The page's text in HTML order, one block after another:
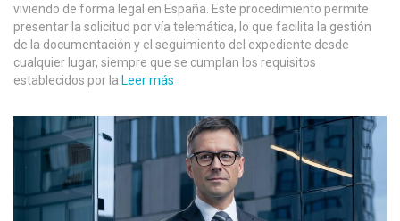
viviendo de forma legal en España. Este procedimiento permite
presentar la solicitud por vía telemática, lo que facilita la gestión
de la documentación y el seguimiento del expediente desde
cualquier lugar, siempre que se cumplan los requisitos
establecidos por la Leer más